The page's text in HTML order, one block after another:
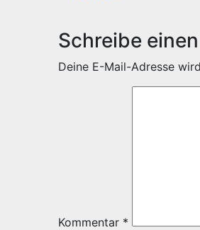
Schreibe
Deine E-Mail-Adresse
Kommentar *